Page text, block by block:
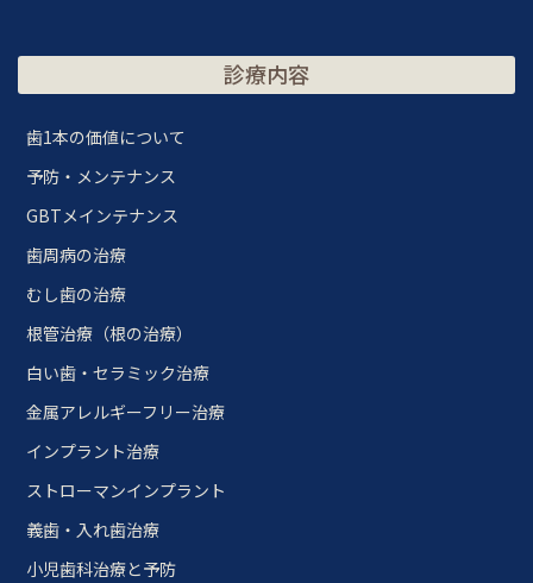
診療内容
歯1本の価値について
予防・メンテナンス
GBTメインテナンス
歯周病の治療
むし歯の治療
根管治療（根の治療）
白い歯・セラミック治療
金属アレルギーフリー治療
インプラント治療
ストローマンインプラント
義歯・入れ歯治療
小児歯科治療と予防